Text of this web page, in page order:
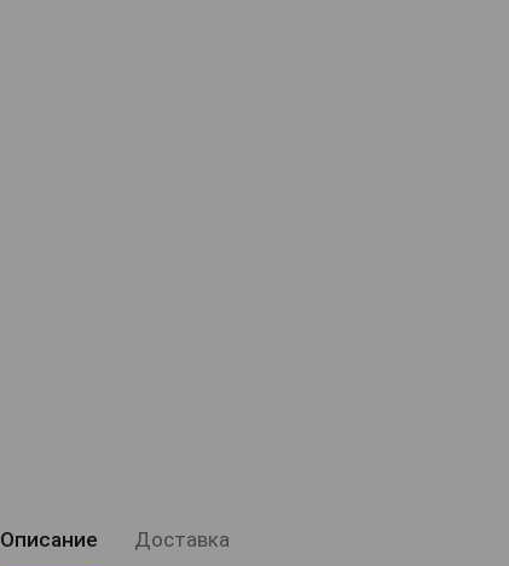
Описание Доставка